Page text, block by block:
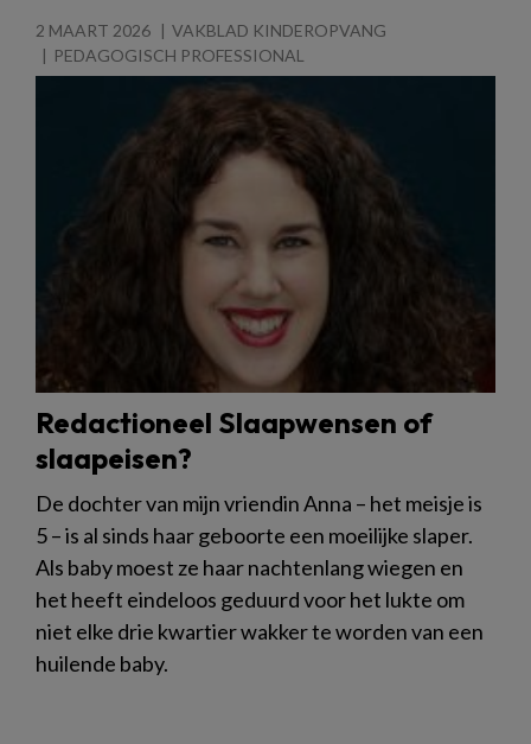
2 MAART 2026
VAKBLAD KINDEROPVANG
PEDAGOGISCH PROFESSIONAL
Redactioneel Slaapwensen of
slaapeisen?
De dochter van mijn vriendin Anna – het meisje is
5 – is al sinds haar geboorte een moeilijke slaper.
Als baby moest ze haar nachtenlang wiegen en
het heeft eindeloos geduurd voor het lukte om
niet elke drie kwartier wakker te worden van een
huilende baby.